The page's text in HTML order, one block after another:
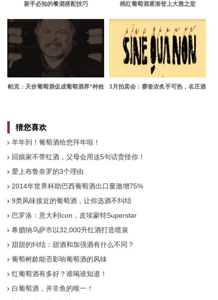
新手必知的餐酒搭配技巧 桃红葡萄酒逐渐登上大雅之堂
帕克：天价葡萄酒促成葡萄酒界“种姓
3月拍卖会：赛奎农炙手可热，名庄酒
猜您喜欢
羊年到！葡萄酒给您拜年啦！
回娘家不带红酒，父母会用这5句话责怪你！
爱上布鲁奈罗的3个理由
2014年世界杯助巴西葡萄酒出口量激增75%
9类风味接近的葡萄酒，让你选酒不纠结
巴罗洛：意大利Icon，皮埃蒙特Superstar
希腊纳乌萨市以32,000升红酒打造喷泉
甜甜的纠结：甜酒和加强酒有什么不同？
葡萄树龄能否影响葡萄酒的风味
红葡萄酒有多好？谁喝谁知道！
白葡萄酒，并非鱼的唯一！